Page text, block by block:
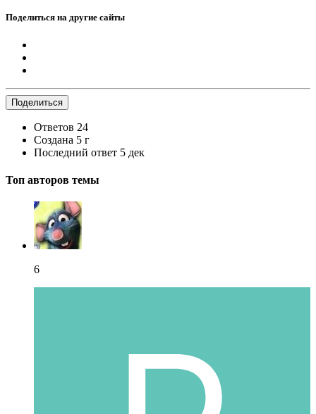
Поделиться на другие сайты
Поделиться
Ответов 24
Создана 5 г
Последний ответ 5 дек
Топ авторов темы
6